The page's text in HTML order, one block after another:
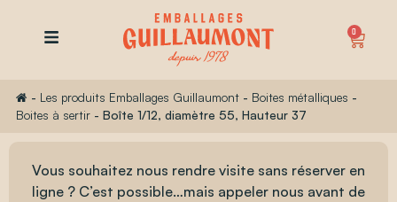
0
- Les produits Emballages Guillaumont- Boites métalliques -
Boites à sertir- Boîte 1/12, diamètre 55, Hauteur 37
Vous souhaitez nous rendre visite sans réserver en
ligne ? C’est possible…mais appeler nous avant de